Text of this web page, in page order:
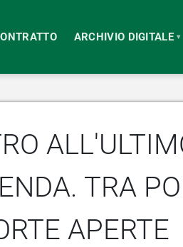
ARCHIVIO DIGITALE ▾
TRA
APERTE